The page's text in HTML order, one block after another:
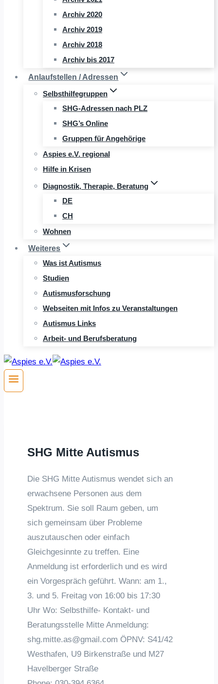
Archiv 2020
Archiv 2019
Archiv 2018
Archiv bis 2017
Anlaufstellen / Adressen
Selbsthilfegruppen
SHG-Adressen nach PLZ
SHG’s Online
Gruppen für Angehörige
Aspies e.V. regional
Hilfe in Krisen
Diagnostik, Therapie, Beratung
DE
CH
Wohnen
Weiteres
Was ist Autismus
Studien
Autismusforschung
Webseiten mit Infos zu Veranstaltungen
Autismus Links
Arbeit- und Berufsberatung
SHG Mitte Autismus
Die SHG Mitte Autismus wendet sich an
erwachsene Personen aus dem
Spektrum. Sie soll Raum geben, um
sich gemeinsam über Probleme
auszutauschen oder einfach
Gleichgesinnte zu treffen. Eine
Anmeldung ist erforderlich und es wird
ein Vorgespräch geführt. Wann: am 1.,
3. und 5. Freitag von 16:00 bis 17:30
Uhr Wo: Selbsthilfe- Kontakt- und
Beratungsstelle Mitte Anmeldung:
shg.mitte.as@gmail.com ÖPNV: S41/42
Westhafen, U9 Birkenstraße und M27
Havelberger Straße